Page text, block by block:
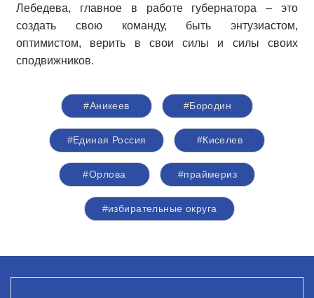
Лебедева, главное в работе губернатора – это
создать свою команду, быть энтузиастом,
оптимистом, верить в свои силы и силы своих
сподвижников.
#Аникеев #Бородин
#Единая Россия #Киселев
#Орлова #праймериз
#избирательные округа